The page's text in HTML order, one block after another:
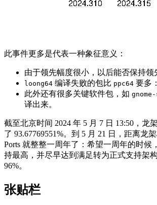
此事件更多是代表一种象征意义：
由于领先幅度很小，以后能否保持领
loong64 编译失败的包比 ppc64 要多
此外还有很多关键软件包，如
译出来。
截至北京时间 2024 年 5 月 7 日 13:50，龙
了 93.67769551%。到 5 月 21 日，距离龙
Ports 就整整一周年了：希望一周年的时候
持最高，并尽早达到满足转为正式支持
96%。
张贴栏